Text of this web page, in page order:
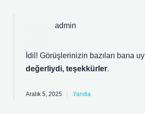
admin
İdil! Görüşlerinizin bazıları bana
değerliydi, teşekkürler.
Aralık 5, 2025 Yanıtla